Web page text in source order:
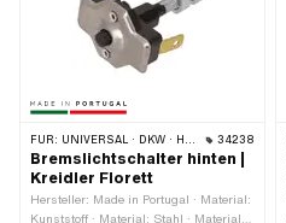
FÜR: UNIVERSAL · DKW · HERCULES · KREIDLER · ZÜNDAPP 34238
Bremslichtschalter hinten |
Kreidler Florett
Hersteller: Made in Portugal · Material:
Kunststoff · Material: Stahl · Material